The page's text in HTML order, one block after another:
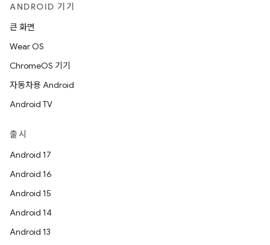
ANDROID 기기
큰 화면
Wear OS
ChromeOS 기기
자동차용 Android
Android TV
출시
Android 17
Android 16
Android 15
Android 14
Android 13